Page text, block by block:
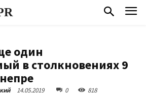
один
в столкновениях 9
14.05.2019 0 818